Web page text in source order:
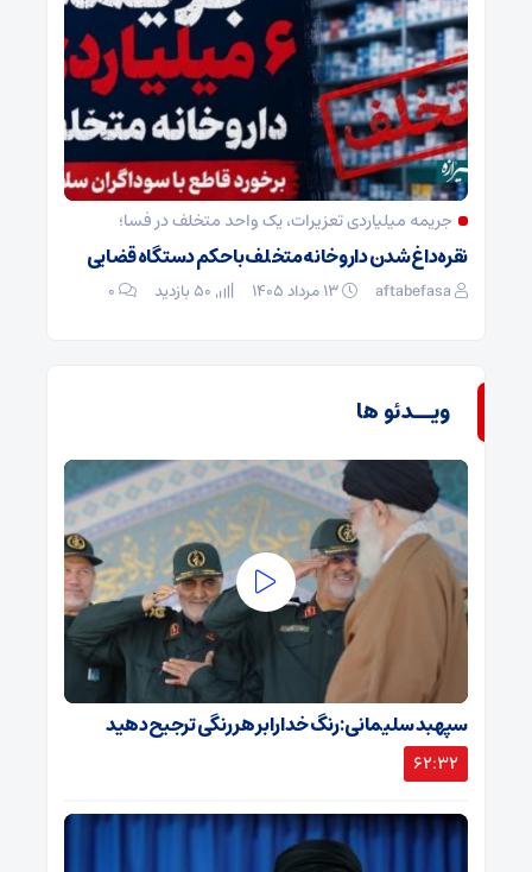
جریمه میلیاردی تعزیرات، یک واحد متخلف در فسا؛
نقره‌داغ شدن داروخانه متخلف با حکم دستگاه قضایی
aftabefasa ۰
ویــدئو ها
سپهبد سلیمانی: رنگ خدا را بر هر رنگی ترجیح دهید
62:32